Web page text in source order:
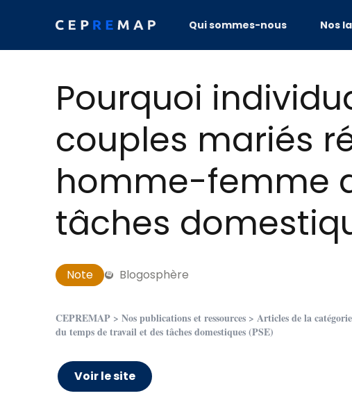
Qui sommes-nous Nos
Pourquoi
couples mariés
homme-femme
tâches
Note Blogosphère
CEPREMAP > Nos publications et ressources > Articles de la
du temps de travail et des tâches domestiques (PSE)
Voir le site